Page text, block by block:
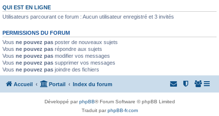
QUI EST EN LIGNE
Utilisateurs parcourant ce forum : Aucun utilisateur enregistré et 3 invités
PERMISSIONS DU FORUM
Vous ne pouvez pas poster de nouveaux sujets
Vous ne pouvez pas répondre aux sujets
Vous ne pouvez pas modifier vos messages
Vous ne pouvez pas supprimer vos messages
Vous ne pouvez pas joindre des fichiers
Accueil Portail Index du forum
Développé parphpBB® Forum Software © phpBB Limited
Traduit parphpBB-fr.com